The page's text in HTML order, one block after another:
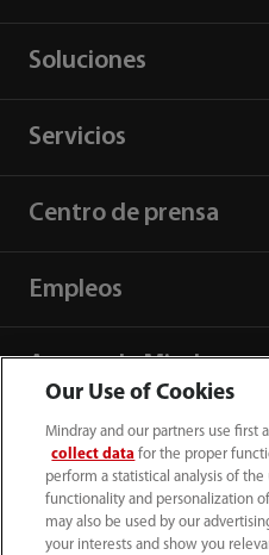
Soluciones
Servicios
Centro de prensa
Empleos
Acerca de Mindray
Información de
Our Use of Cookies
Mindray and our partners use first
collect data for the proper
perform a statistical analysis of
functionality and personalization
may also be used by our
your interests and show you